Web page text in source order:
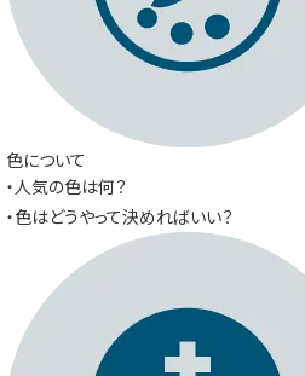
色について
・人気の色は何？
・色はどうやって決めればいい？